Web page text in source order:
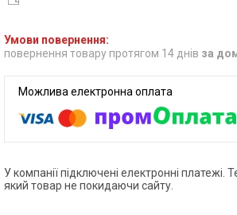
повернення товару протягом 14 днів за
У компанії підключені електронні
який товар не покидаючи сайту.